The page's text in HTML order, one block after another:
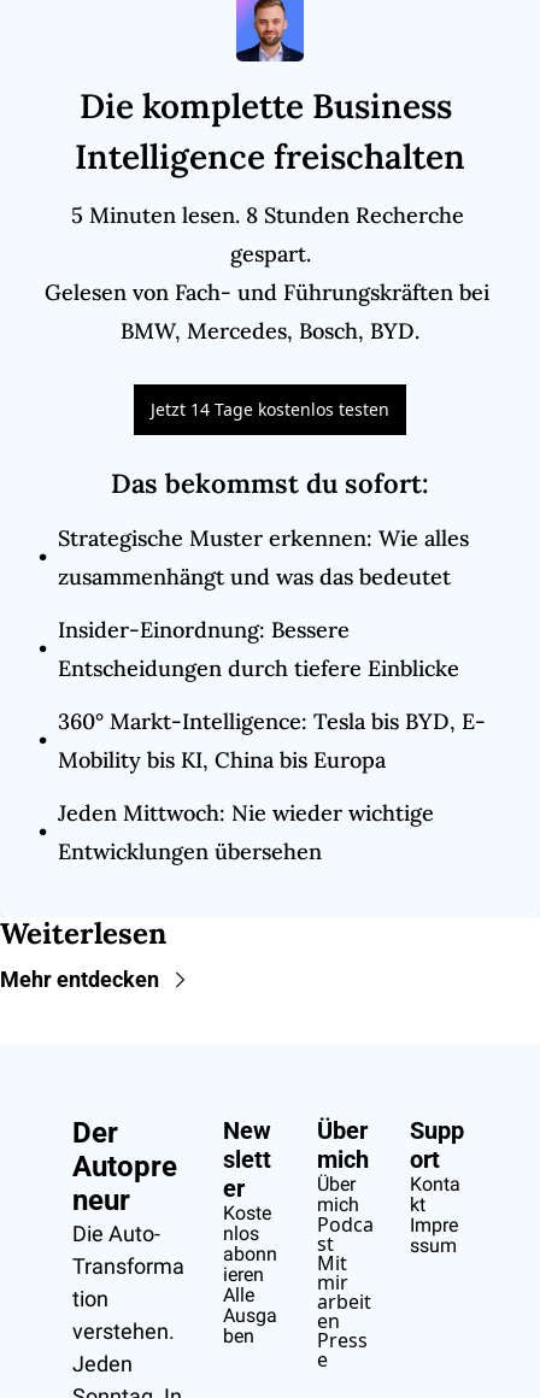
Die komplette Business
Intelligence freischalten
5 Minuten lesen. 8 Stunden Recherche
gespart.
Gelesen von Fach- und Führungskräften bei
BMW, Mercedes, Bosch, BYD.
Jetzt 14 Tage kostenlos testen
Das bekommst du sofort:
Strategische Muster erkennen: Wie alles
zusammenhängt und was das bedeutet
Insider-Einordnung: Bessere
Entscheidungen durch tiefere Einblicke
360° Markt-Intelligence: Tesla bis BYD, E-
Mobility bis KI, China bis Europa
Jeden Mittwoch: Nie wieder wichtige
Entwicklungen übersehen
Weiterlesen
Mehr entdecken
Der
Autopre
neur
Die Auto-
Transforma
tion
verstehen.
Jeden
New
slett
er
Koste
nlos
abonn
ieren
Alle
Ausga
ben
Über
mich
Über
mich
Podca
st
Mit
mir
arbeit
en
Press
e
Supp
ort
Konta
kt
Impre
ssum